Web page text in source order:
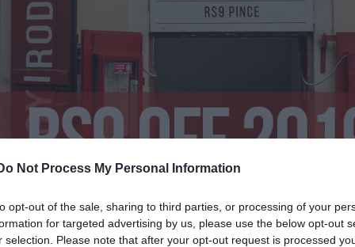
Not Process My Personal Information
opt-out of the sale, sharing to third parties, or processing of your
for targeted advertising by us, please use the below opt-out
selection. Please note that after your opt-out request is processed
színházi műhelyek, alkotócsoportok maximum
és tartalmi megkötés nincs.